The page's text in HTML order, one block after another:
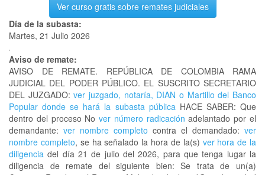
Ver curso gratis sobre remates judiciales
Día de la subasta:
Martes, 21 Julio 2026
Aviso de remate:
AVISO DE REMATE. REPÚBLICA DE COLOMBIA RAMA
JUDICIAL DEL PODER PÚBLICO. EL SUSCRITO SECRETARIO
DEL JUZGADO: ver juzgado, notaría, DIAN o Martillo del Banco
Popular donde se hará la subasta públicaHACE SABER: Que
dentro del proceso Nover número radicación adelantado por el
demandante: ver nombre completo contra el demandado: ver
nombre completo, se ha señalado la hora de la(s) ver hora de la
diligencia del día 21 de julio del 2026, para que tenga lugar la
diligencia de remate del siguiente bien: Se trata de un(a)